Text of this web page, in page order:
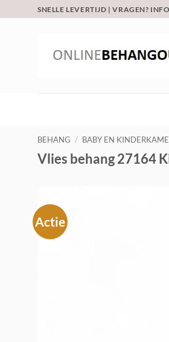
naar
SNELLE LEVERTIJD | VRAGEN?
BEHANG / BABY EN
Vlies behang 27164
Actie